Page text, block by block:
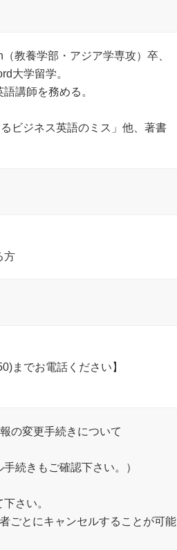
教養学部・アジア学専攻）卒、
大学留学。
講師を務める。
ビジネス英語のミス」他、著書
る方
までお電話ください】
の変更手続きについて
続きもご確認下さい。）
さい。
ごとにキャンセルすることが可能